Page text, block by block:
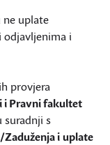
uplate
odjavljenima i
provjera
i Pravni fakultet
suradnji s
iuplate